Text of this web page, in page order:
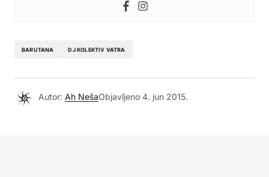
BARUTANA DJ KOLEKTIV VATRA
Autor: Ah NešaObjavljeno 4. jun 2015.